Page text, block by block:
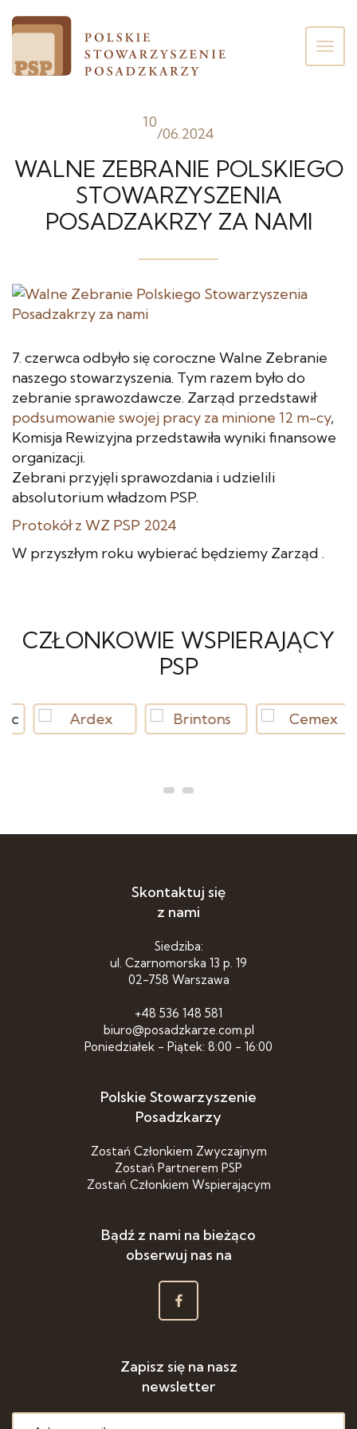
10
/06.2024
WALNE ZEBRANIE POLSKIEGO
STOWARZYSZENIA
POSADZAKRZY ZA NAMI
7. czerwca odbyło się coroczne Walne Zebranie
naszego stowarzyszenia. Tym razem było do
zebranie sprawozdawcze. Zarząd przedstawił
podsumowanie swojej pracy za minione 12 m-cy,
Komisja Rewizyjna przedstawiła wyniki finansowe
organizacji.
Zebrani przyjęli sprawozdania i udzielili
absolutorium władzom PSP.
Protokół z WZ PSP 2024
W przyszłym roku wybierać będziemy Zarząd .
CZŁONKOWIE WSPIERAJĄCY
PSP
Skontaktuj się
z nami
Siedziba:
ul. Czarnomorska 13 p. 19
02-758 Warszawa
+48 536 148 581
biuro@posadzkarze.com.pl
Poniedziałek - Piątek: 8:00 - 16:00
Polskie Stowarzyszenie
Posadzkarzy
Zostań Członkiem Zwyczajnym
Zostań Partnerem PSP
Zostań Członkiem Wspierającym
Bądź z nami na bieżąco
obserwuj nas na
Zapisz się na nasz
newsletter